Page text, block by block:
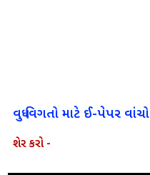
વધુ વિગતો માટે ઈ-પેપર વાંચો
શેર કરો -